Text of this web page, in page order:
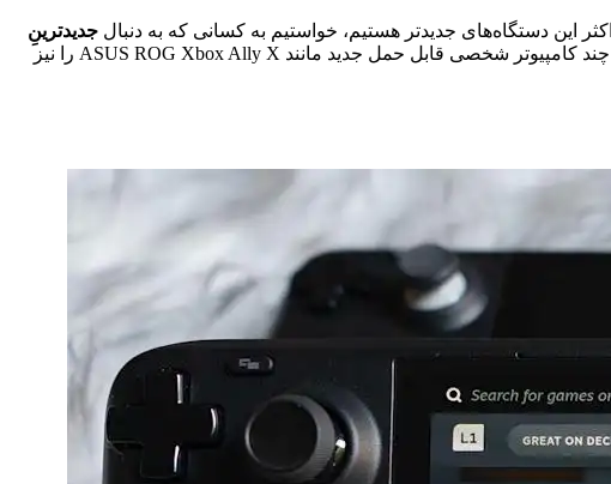
این دستگاه‌های جدیدتر هستیم، خواستیم به کسانی که به دنبال جدیدترینِ
بدهیم. در این میان، ما نکات آزمایشی مربوط به چند کنسول دستی دیگر با تمرکز بر شبیه‌سازی و همچنین چند کامپیوتر شخصی قابل حمل جدید مانند ASUS ROG Xbox Ally X را نیز